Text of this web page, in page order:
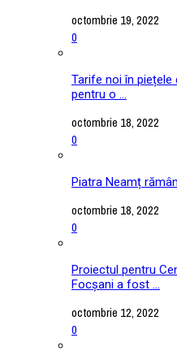
octombrie 19, 2022
0
Tarife noi în piețele
pentru o ...
octombrie 18, 2022
0
Piatra Neamț
octombrie 18, 2022
0
Proiectul pentru
Focșani a fost ...
octombrie 12, 2022
0